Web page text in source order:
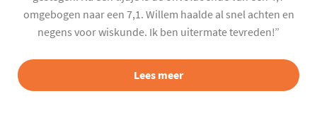
omgebogen naar een 7,1. Willem haalde al snel achten en
negens voor wiskunde. Ik ben uitermate tevreden!”
Lees meer